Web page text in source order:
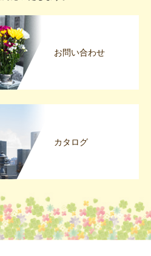
お問い合わせ
カタログ